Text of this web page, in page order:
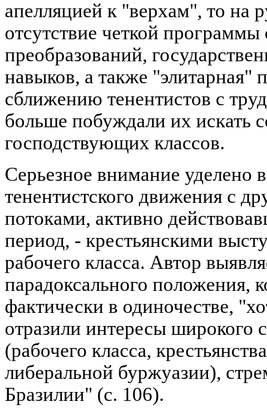
апелляцией к "верхам", то на
отсутствие четкой
преобразований,
навыков, а также "элитарная"
сближению тенентистов с
больше побуждали их искать
господствующих классов.
Серьезное внимание уделено
тенентистского движения с
потоками, активно
период, - крестьянскими
рабочего класса. Автор
парадоксального положения,
фактически в одиночестве,
отразили интересы широкого
(рабочего класса,
либеральной буржуазии),
Бразилии" (с. 106).